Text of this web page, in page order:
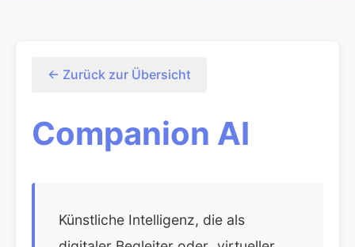
← Zurück zur Übersicht
Companion AI
Künstliche Intelligenz, die als